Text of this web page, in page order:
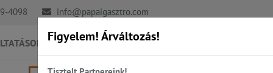
4098 info@papaigasztro.com
REFERENCIÁK AKTUÁLIS
Figyelem! Árváltozás!